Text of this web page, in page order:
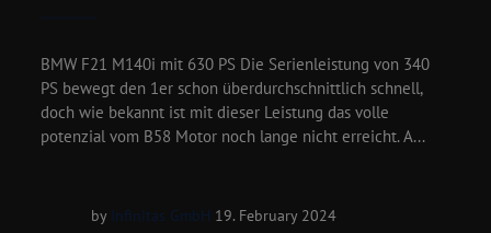
BMW F21 M140i mit 630 PS Die Serienleistung von 340
PS bewegt den 1er schon überdurchschnittlich schnell,
doch wie bekannt ist mit dieser Leistung das volle
potenzial vom B58 Motor noch lange nicht erreicht. A...
by Infinitas GmbH 19. February 2024